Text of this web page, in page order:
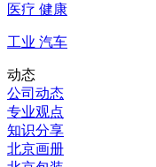
医疗 健康
工业 汽车
动态
公司动态
专业观点
知识分享
北京画册